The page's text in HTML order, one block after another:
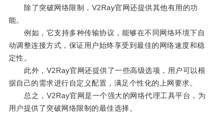
除了突破网络限制，V2Ray官网还提供其他有用的功
能。
例如，它支持多种传输协议，能够在不同网络环境下自
动调整连接方式，保证用户始终享受到最佳的网络速度和稳
定性。
此外，V2Ray官网还提供了一些高级选项，用户可以根
据自己的需求进行自定义配置，满足个性化的上网要求。
总之，V2Ray官网是一个强大的网络代理工具平台，为
用户提供了突破网络限制的最佳选择。